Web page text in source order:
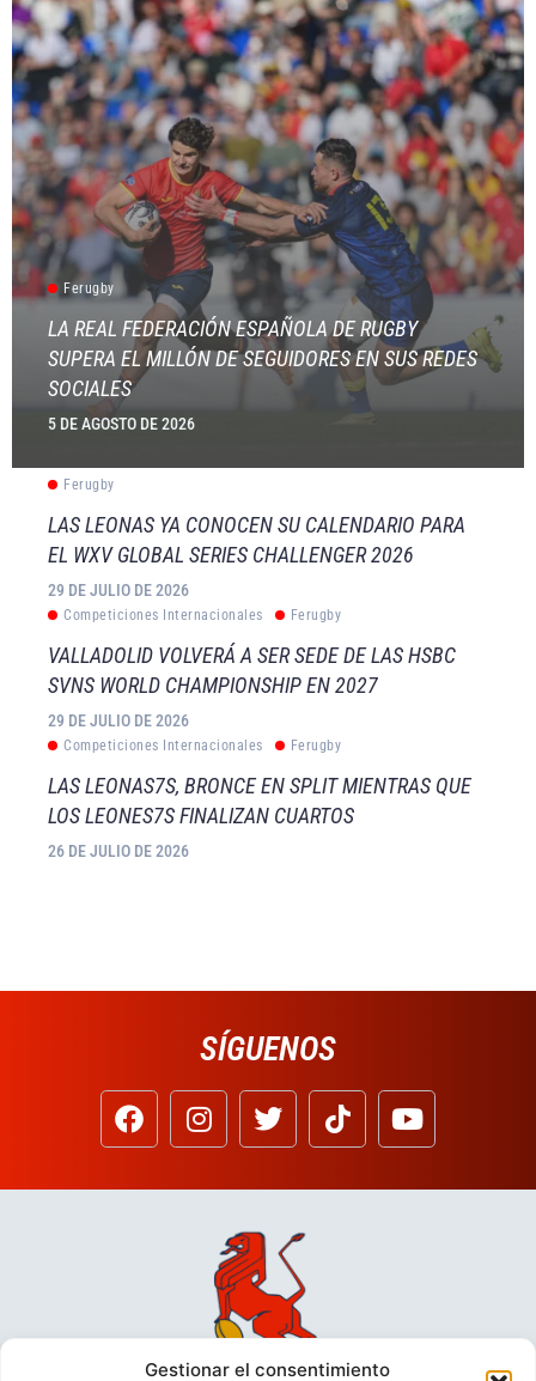
Gestionar el consentimiento
Ferugby
LA REAL FEDERACIÓN ESPAÑOLA DE RUGBY
SUPERA EL MILLÓN DE SEGUIDORES EN SUS REDES
SOCIALES
5 DE AGOSTO DE 2026
Ferugby
LAS LEONAS YA CONOCEN SU CALENDARIO PARA
EL WXV GLOBAL SERIES CHALLENGER 2026
29 DE JULIO DE 2026
Competiciones Internacionales Ferugby
VALLADOLID VOLVERÁ A SER SEDE DE LAS HSBC
SVNS WORLD CHAMPIONSHIP EN 2027
29 DE JULIO DE 2026
Competiciones Internacionales Ferugby
LAS LEONAS7S, BRONCE EN SPLIT MIENTRAS QUE
LOS LEONES7S FINALIZAN CUARTOS
26 DE JULIO DE 2026
SÍGUENOS